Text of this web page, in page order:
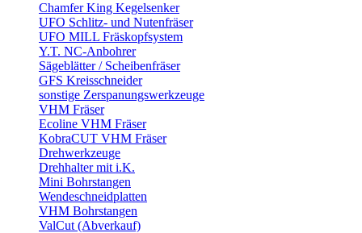
Chamfer King Kegelsenker
UFO Schlitz- und Nutenfräser
UFO MILL Fräskopfsystem
Y.T. NC-Anbohrer
Sägeblätter / Scheibenfräser
GFS Kreisschneider
sonstige Zerspanungswerkzeuge
VHM Fräser
Ecoline VHM Fräser
KobraCUT VHM Fräser
Drehwerkzeuge
Drehhalter mit i.K.
Mini Bohrstangen
Wendeschneidplatten
VHM Bohrstangen
ValCut (Abverkauf)